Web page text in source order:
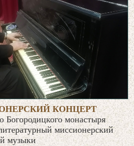
КОНЦЕРТ
Богородицкого монастыря
миссионерский
музыки